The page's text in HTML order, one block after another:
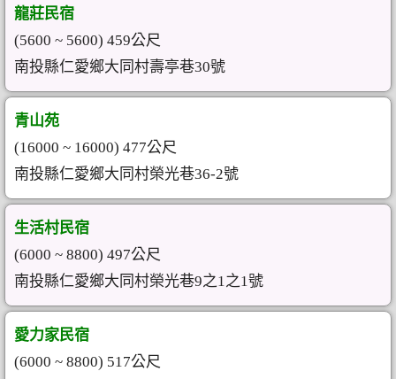
龍莊民宿
(5600 ~ 5600) 459公尺
南投縣仁愛鄉大同村壽亭巷30號
青山苑
(16000 ~ 16000) 477公尺
南投縣仁愛鄉大同村榮光巷36-2號
生活村民宿
(6000 ~ 8800) 497公尺
南投縣仁愛鄉大同村榮光巷9之1之1號
愛力家民宿
(6000 ~ 8800) 517公尺